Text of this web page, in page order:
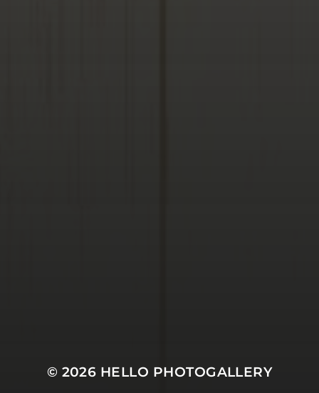
© 2026 HELLO PHOTOGALLERY